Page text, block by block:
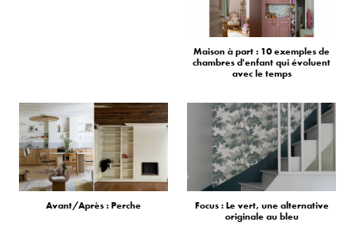
Maison à part : 10 exemples de
chambres d'enfant qui évoluent
avec le temps
Avant/Après : Perche
Focus : Le vert, une alternative
originale au bleu